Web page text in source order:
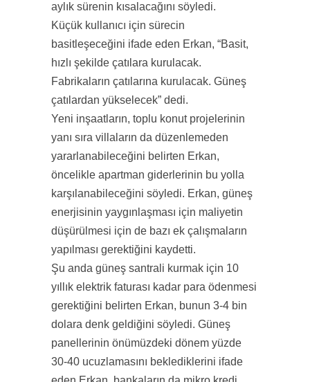
aylık sürenin kısalacağını söyledi.
Küçük kullanıcı için sürecin
basitleşeceğini ifade eden Erkan, “Basit,
hızlı şekilde çatılara kurulacak.
Fabrikaların çatılarına kurulacak. Güneş
çatılardan yükselecek” dedi.
Yeni inşaatların, toplu konut projelerinin
yanı sıra villaların da düzenlemeden
yararlanabileceğini belirten Erkan,
öncelikle apartman giderlerinin bu yolla
karşılanabileceğini söyledi. Erkan, güneş
enerjisinin yaygınlaşması için maliyetin
düşürülmesi için de bazı ek çalışmaların
yapılması gerektiğini kaydetti.
Şu anda güneş santrali kurmak için 10
yıllık elektrik faturası kadar para ödenmesi
gerektiğini belirten Erkan, bunun 3-4 bin
dolara denk geldiğini söyledi. Güneş
panellerinin önümüzdeki dönem yüzde
30-40 ucuzlamasını beklediklerini ifade